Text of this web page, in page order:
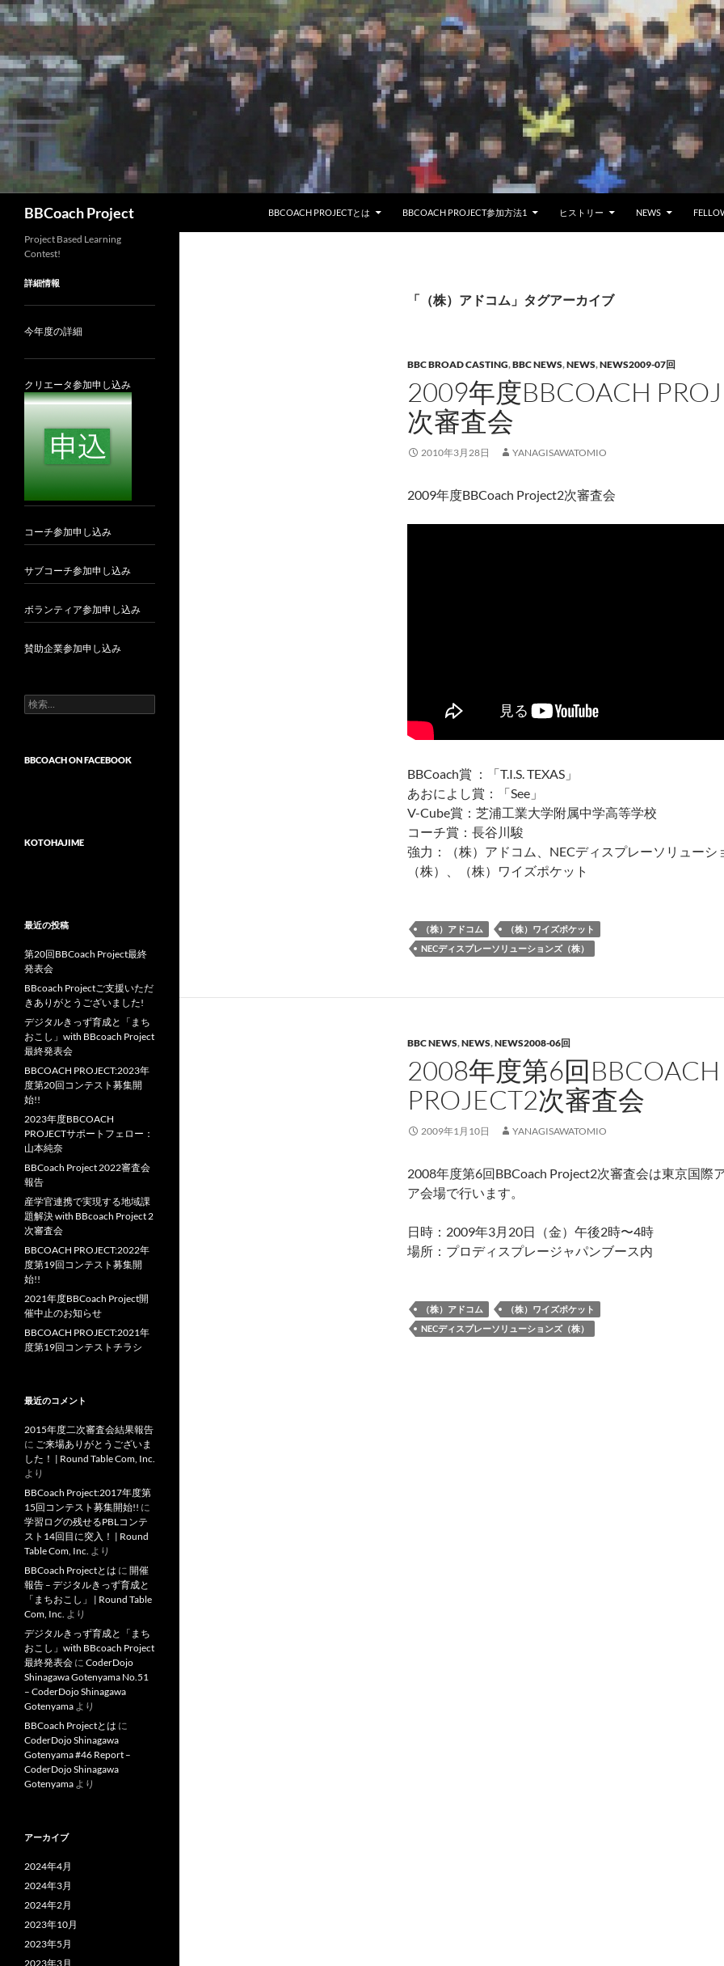
コ
ン
テ
ン
ツ
へ
ス
キ
ッ
BBCoach Project BBCOACH PROJECTとは BBCOACH PROJECT参加方法1 ヒストリー NEWS
「（株）アドコム」タグアーカイブ
BBC BROAD CASTING,BBC NEWS,NEWS,NEWS2009-07回
2009年度BBCOACH
次審査会
2010年3月28日 YANAGISAWATOMIO
2009年度BBCoach Project2次審査会
BBCoach賞 ：「T.I.S. TEXAS」
あおによし賞：「See」
V-Cube賞：芝浦工業大学附属中学高等学校
コーチ賞：長谷川駿
強力：（株）アドコム、NECディスプレーソリューシ
（株）、（株）ワイズポケット
（株）アドコム
（株）ワイズポケット
NECディスプレーソリューションズ（株）
BBC NEWS,NEWS,NEWS2008-06回
2008年度第6回BBCOACH
PROJECT2次審査会
2009年1月10日 YANAGISAWATOMIO
2008年度第6回BBCoach Project2次審査会は東京国際
ア会場で行います。
日時：2009年3月20日（金）午後2時〜4時
場所：プロディスプレージャパンブース内
（株）アドコム
（株）ワイズポケット
NECディスプレーソリューションズ（株）
Project Based Learning
Contest!
詳細情報
今年度の詳細
クリエータ参加申し込み
コーチ参加申し込み
サブコーチ参加申し込み
ボランティア参加申し込み
賛助企業参加申し込み
検
索:
BBCOACH ON FACEBOOK
KOTOHAJIME
最近の投稿
第20回BBCoach Project最終
発表会
BBcoach Projectご支援いただ
きありがとうございました!
デジタルきっず育成と「まち
おこし」with BBcoach Project
最終発表会
BBCOACH PROJECT:2023年
度第20回コンテスト募集開
始!!
2023年度BBCOACH
PROJECTサポートフェロー：
山本純奈
BBCoach Project 2022審査会
報告
産学官連携で実現する地域課
題解決 with BBcoach Project 2
次審査会
BBCOACH PROJECT:2022年
度第19回コンテスト募集開
始!!
2021年度BBCoach Project開
催中止のお知らせ
BBCOACH PROJECT:2021年
度第19回コンテストチラシ
最近のコメント
2015年度二次審査会結果報告
に ご来場ありがとうございま
した！ | Round Table Com, Inc.
より
BBCoach Project:2017年度第
15回コンテスト募集開始!! に
学習ログの残せるPBLコンテ
スト14回目に突入！ | Round
Table Com, Inc. より
BBCoach Projectとは に 開催
報告 – デジタルきっず育成と
「まちおこし」 | Round Table
Com, Inc. より
デジタルきっず育成と「まち
おこし」with BBcoach Project
最終発表会 に CoderDojo
Shinagawa Gotenyama No.51
– CoderDojo Shinagawa
Gotenyama より
BBCoach Projectとは に
CoderDojo Shinagawa
Gotenyama #46 Report –
CoderDojo Shinagawa
Gotenyama より
アーカイブ
2024年4月
2024年3月
2024年2月
2023年10月
2023年5月
2023年3月